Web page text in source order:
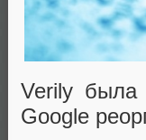
Verily была
Google